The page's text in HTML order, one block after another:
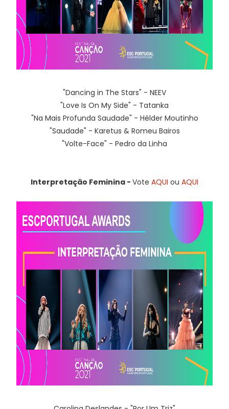
"Dancing in The Stars" - NEEV
"Love Is On My Side" - Tatanka
"Na Mais Profunda Saudade" - Hélder Moutinho
"Saudade" - Karetus & Romeu Bairos
"Volte-Face" - Pedro da Linha
Interpretação Feminina - Vote AQUI ou AQUI